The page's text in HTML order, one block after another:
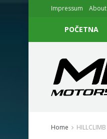
Impressum About
POČETNA
Home HILLCLIMB